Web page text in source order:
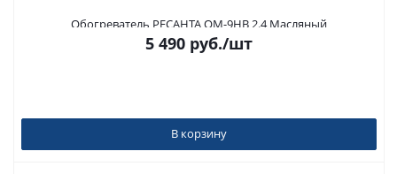
Обогреватель РЕСАНТА ОМ-9НВ 2.4 Масляный
5 490 руб./шт
В корзину